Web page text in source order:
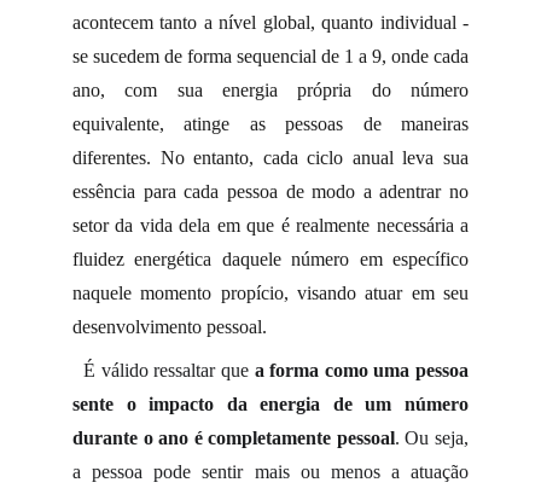
acontecem tanto a nível global, quanto individual -
se sucedem de forma sequencial de 1 a 9, onde cada
ano, com sua energia própria do número
equivalente, atinge as pessoas de maneiras
diferentes. No entanto, cada ciclo anual leva sua
essência para cada pessoa de modo a adentrar no
setor da vida dela em que é realmente necessária a
fluidez energética daquele número em específico
naquele momento propício, visando atuar em seu
desenvolvimento pessoal.
É válido ressaltar que a forma como uma pessoa
sente o impacto da energia de um número
durante o ano é completamente pessoal. Ou seja,
a pessoa pode sentir mais ou menos a atuação